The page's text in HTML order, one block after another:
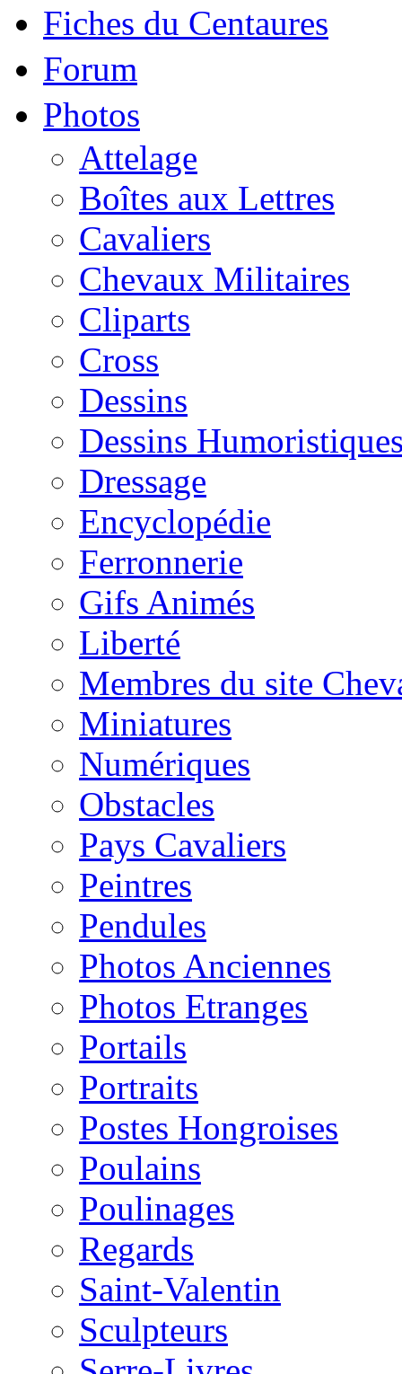
Fiches du Centaures
Forum
Photos
Attelage
Boîtes aux Lettres
Cavaliers
Chevaux Militaires
Cliparts
Cross
Dessins
Dessins
Dressage
Encyclopédie
Ferronnerie
Gifs Animés
Liberté
Membres du site
Miniatures
Numériques
Obstacles
Pays Cavaliers
Peintres
Pendules
Photos Anciennes
Photos Etranges
Portails
Portraits
Postes Hongroises
Poulains
Poulinages
Regards
Saint-Valentin
Sculpteurs